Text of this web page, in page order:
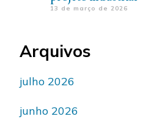
13 de março de 2026
Arquivos
julho 2026
junho 2026